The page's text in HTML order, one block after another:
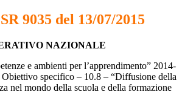
9035 del 13/07/2015
NAZIONALE
e ambienti per l’apprendimento” 2014-
specifico – 10.8 – “Diffusione della
nel mondo della scuola e della formazione